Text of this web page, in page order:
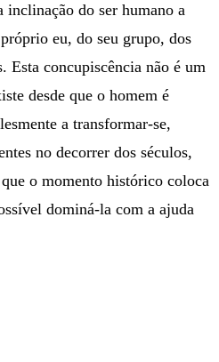
inclinação do ser humano a
eu, do seu grupo, dos
Esta concupiscência não é um
desde que o homem é
a transformar-se,
no decorrer dos séculos,
o momento histórico coloca
dominá-la com a ajuda